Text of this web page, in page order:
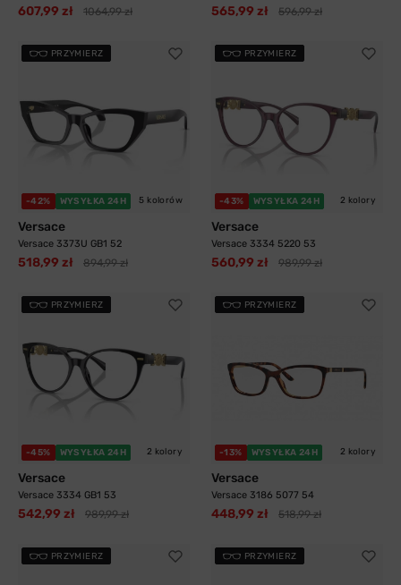
607,99 zł 1064,99 zł 565,99 zł 596,99 zł
PRZYMIERZ
-42% WYSYŁKA 24H 5 kolorów
Versace
Versace 3373U GB1 52
518,99 zł 894,99 zł
PRZYMIERZ
-43% WYSYŁKA 24H 2 kolory
Versace
Versace 3334 5220 53
560,99 zł 989,99 zł
PRZYMIERZ
-45% WYSYŁKA 24H 2 kolory
Versace
Versace 3334 GB1 53
542,99 zł 989,99 zł
PRZYMIERZ
-13% WYSYŁKA 24H 2 kolory
Versace
Versace 3186 5077 54
448,99 zł 518,99 zł
PRZYMIERZ PRZYMIERZ